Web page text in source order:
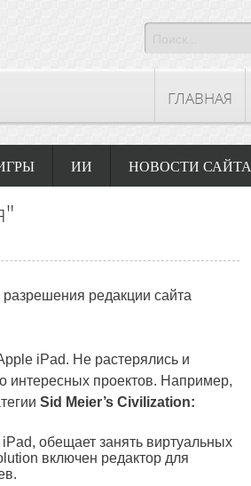
ГЛАВНАЯ
ИИ НОВОСТИ САЙТА
редакции сайта
iPad. Не растерялись и
интересных проектов. Например,
Sid Meier’s Civilization:
обещает занять виртуальных
включен редактор для